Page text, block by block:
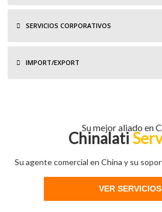
SERVICIOS CORPORATIVOS
IMPORT/EXPORT
Su mejor aliado en
Chinalati
Su agente comercial en China y su
VER SERVICIOS